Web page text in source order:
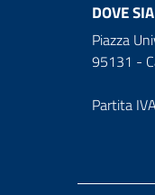
DOVE
Piazza
95131 -
Partita